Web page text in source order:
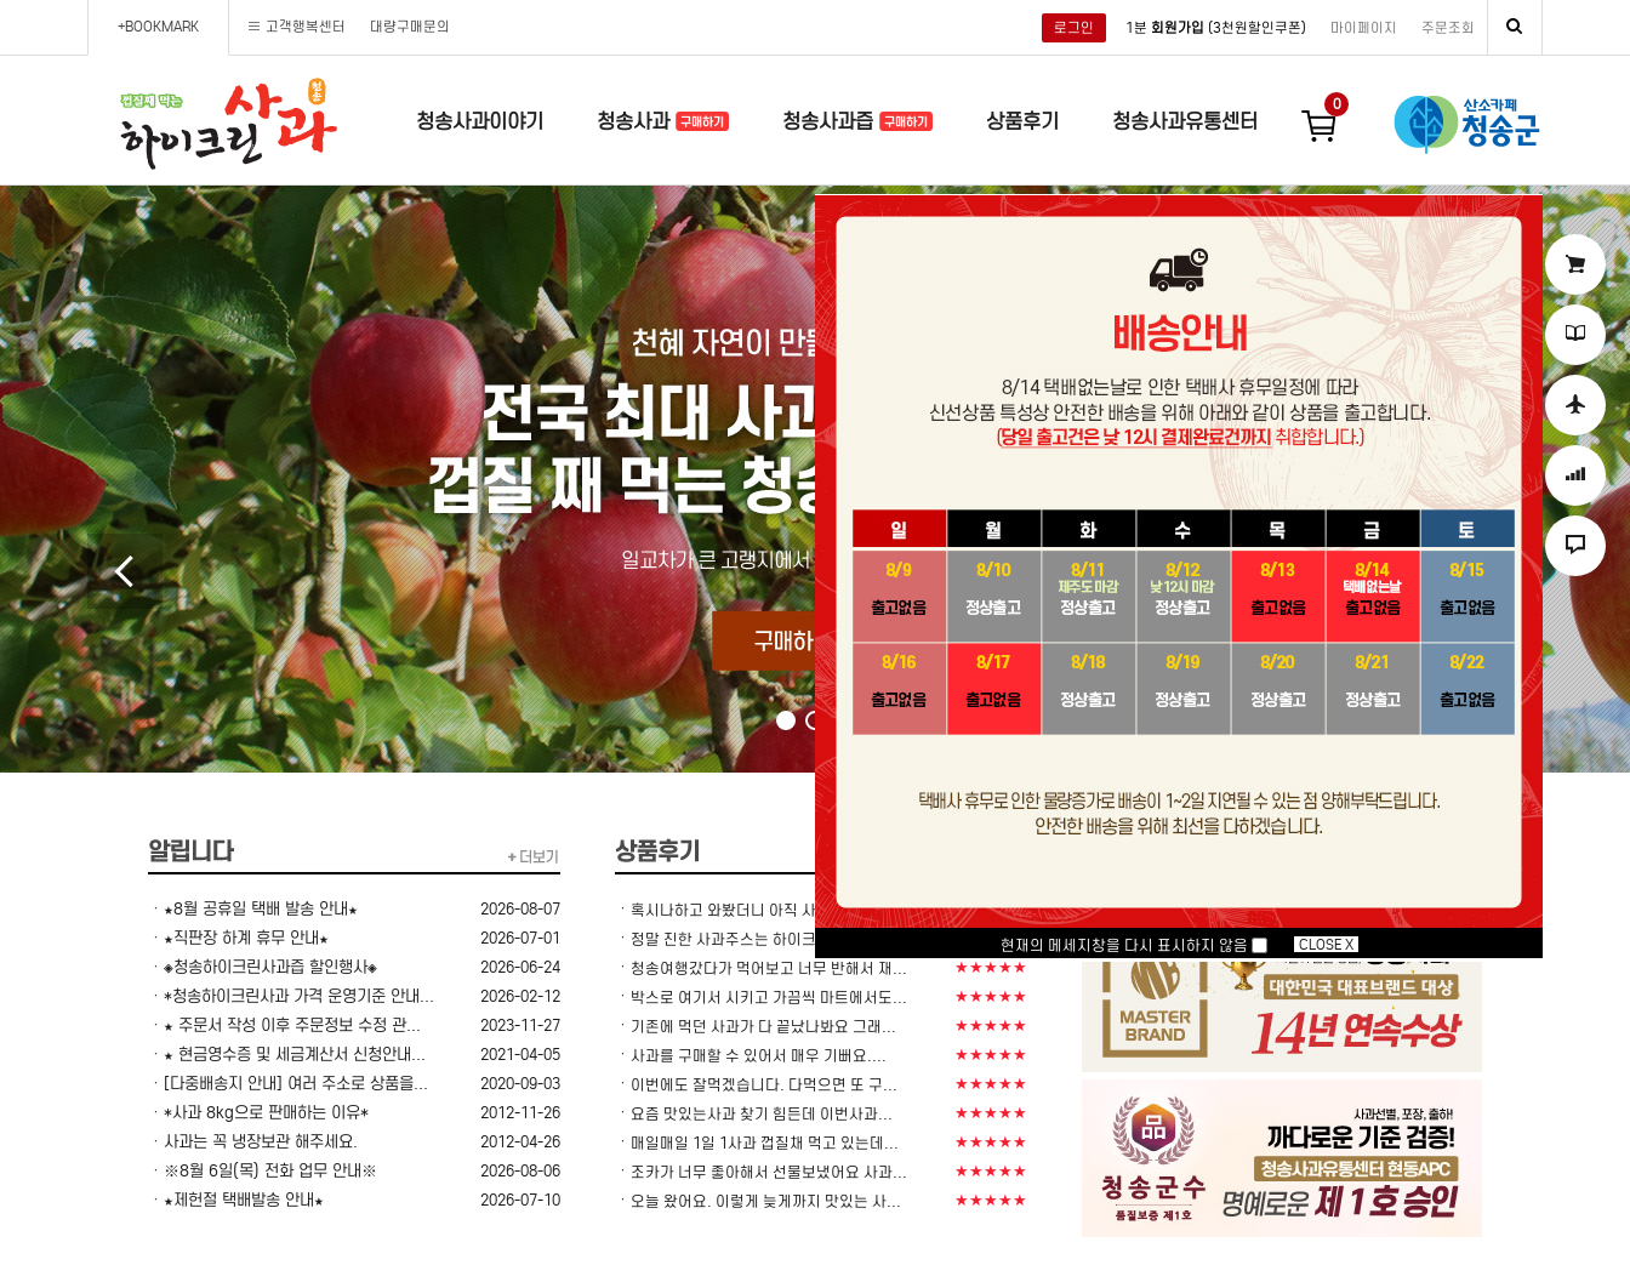
+BOOKMARK 고객행복센터 대량구매문의 로그인 1분 회원가입 (3천원할인쿠폰) 마이페이지 주문조회
청송사과이야기 청송사과 청송사과즙 상품후기 청송사과유통센터
0
ㆍ★8월 공휴일 택배 발송 안내★ 2026-08-07
ㆍ★직판장 하계 휴무 안내★ 2026-07-01
ㆍ◈청송하이크린사과즙 할인행사◈ 2026-06-24
ㆍ*청송하이크린사과 가격 운영기준 안내... 2026-02-12
ㆍ★ 주문서 작성 이후 주문정보 수정 관... 2023-11-27
ㆍ★ 현금영수증 및 세금계산서 신청안내... 2021-04-05
ㆍ[다중배송지 안내] 여러 주소로 상품을... 2020-09-03
ㆍ*사과 8kg으로 판매하는 이유* 2012-11-26
ㆍ사과는 꼭 냉장보관 해주세요. 2012-04-26
ㆍ※8월 6일(목) 전화 업무 안내※ 2026-08-06
ㆍ★제헌절 택배발송 안내★ 2026-07-10
ㆍ 혹시나하고 와봤더니 아직 사과 구매할... ★★★★★
ㆍ 정말 진한 사과주스는 하이크린사과주스... ★★★★★
ㆍ 청송여행갔다가 먹어보고 너무 반해서 재... ★★★★★
ㆍ 박스로 여기서 시키고 가끔씩 마트에서도... ★★★★★
ㆍ 기존에 먹던 사과가 다 끝났나봐요 그래... ★★★★★
ㆍ 사과를 구매할 수 있어서 매우 기뻐요.... ★★★★★
ㆍ 이번에도 잘먹겠습니다. 다먹으면 또 구... ★★★★★
ㆍ 요즘 맛있는사과 찾기 힘든데 이번사과... ★★★★★
ㆍ 매일매일 1일 1사과 껍질채 먹고 있는데... ★★★★★
ㆍ 조카가 너무 좋아해서 선물보냈어요 사과... ★★★★★
ㆍ 오늘 왔어요. 이렇게 늦게까지 맛있는 사... ★★★★★
현재의 메세지창을 다시 표시하지 않음 CLOSE X